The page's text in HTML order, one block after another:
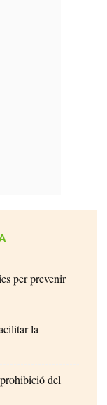
per prevenir
la
del